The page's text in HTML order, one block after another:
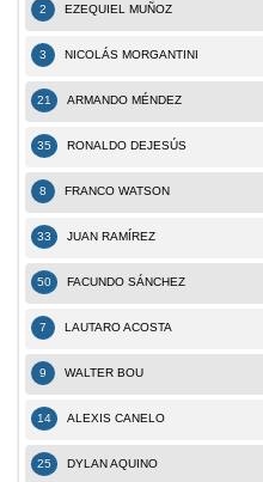
2 EZEQUIEL MUÑOZ
3 NICOLÁS MORGANTINI
21 ARMANDO MÉNDEZ
35 RONALDO DEJESÚS
8 FRANCO WATSON
33 JUAN RAMÍREZ
50 FACUNDO SÁNCHEZ
7 LAUTARO ACOSTA
9 WALTER BOU
14 ALEXIS CANELO
25 DYLAN AQUINO